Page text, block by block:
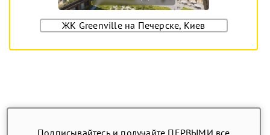
ЖК Greenville на Печерске, Киев